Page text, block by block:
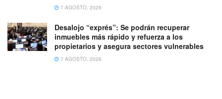
7 AGOSTO, 2026
Desalojo “exprés”: Se podrán recuperar
inmuebles más rápido y refuerza a los
propietarios y asegura sectores vulnerables
7 AGOSTO, 2026